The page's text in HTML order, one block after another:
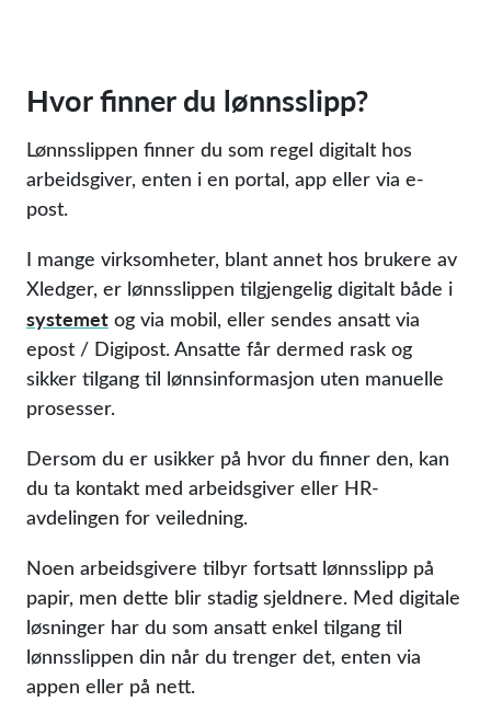
Hvor finner du lønnsslipp?
Lønnsslippen finner du som regel digitalt hos
arbeidsgiver, enten i en portal, app eller via e-
post.
I mange virksomheter, blant annet hos brukere av
Xledger, er lønnsslippen tilgjengelig digitalt både i
systemet og via mobil, eller sendes ansatt via
epost / Digipost. Ansatte får dermed rask og
sikker tilgang til lønnsinformasjon uten manuelle
prosesser.
Dersom du er usikker på hvor du finner den, kan
du ta kontakt med arbeidsgiver eller HR-
avdelingen for veiledning.
Noen arbeidsgivere tilbyr fortsatt lønnsslipp på
papir, men dette blir stadig sjeldnere. Med digitale
løsninger har du som ansatt enkel tilgang til
lønnsslippen din når du trenger det, enten via
appen eller på nett.